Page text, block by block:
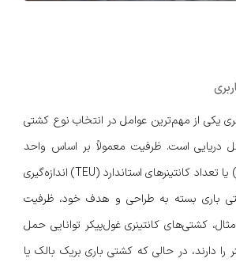
یکی از مهم‌ترین عوامل در انتخاب نوع کشتی
دریایی است. ظرفیت معمولاً بر اساس واحد
DWT (تناژ وزنی مرده) یا تعداد کانتینرهای استاندارد (TEU) اندازه‌گیری
باری بسته به طراحی و هدف خود، ظرفیت
کشتی‌های کانتینری غول‌پیکر توانایی حمل
کانتینر را دارند، در حالی که کشتی باری بریک بالک یا